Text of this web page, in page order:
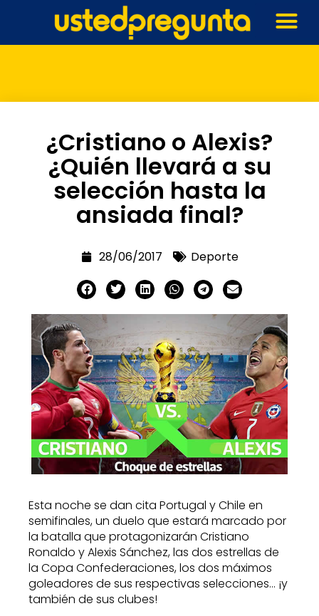
¿Cristiano o Alexis?
¿Quién llevará a su
selección hasta la
ansiada final?
28/06/2017 Deporte
Esta noche se dan cita Portugal y Chile en
semifinales, un duelo que estará marcado por
la batalla que protagonizarán Cristiano
Ronaldo y Alexis Sánchez, las dos estrellas de
la Copa Confederaciones, los dos máximos
goleadores de sus respectivas selecciones… ¡y
también de sus clubes!